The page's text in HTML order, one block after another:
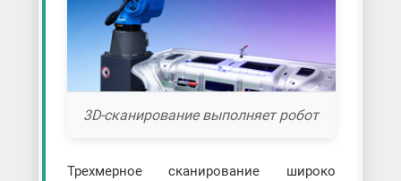
3D-сканирование выполняет робот
Трехмерное сканирование широко